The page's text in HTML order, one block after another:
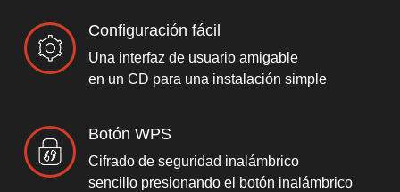
Configuración fácil
Una interfaz de usuario amigable
en un CD para una instalación simple
Botón WPS
Cifrado de seguridad inalámbrico
sencillo presionando el botón inalámbrico